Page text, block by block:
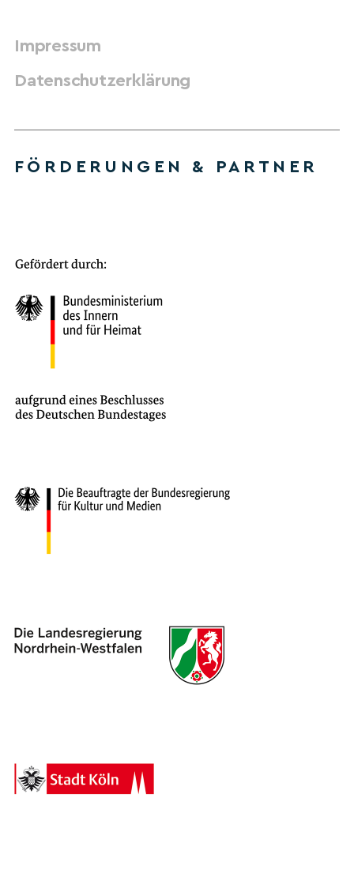
Impressum
Datenschutzerklärung
FÖRDERUNGEN & PARTNER